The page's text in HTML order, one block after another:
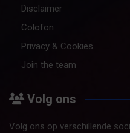
Disclaimer
Colofon
Privacy & Cookies
Join the team
Volg ons
Volg ons op verschillende